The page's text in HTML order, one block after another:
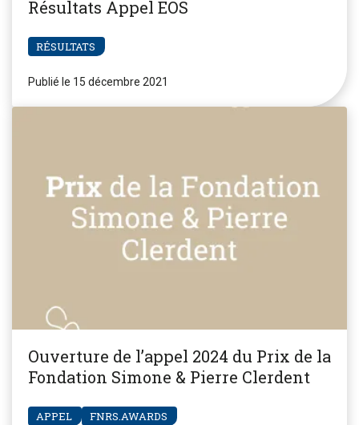
Résultats Appel EOS
RÉSULTATS
Publié le 15 décembre 2021
Ouverture de l’appel 2024 du Prix de la
Fondation Simone & Pierre Clerdent
APPEL FNRS.AWARDS